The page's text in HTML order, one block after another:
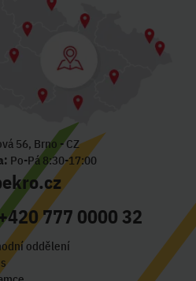
56, Brno - CZ
Po-Pá 8:30-17:00
777 0000 32
oddělení